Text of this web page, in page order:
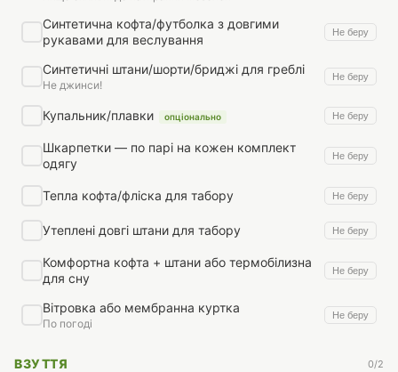
Синтетична кофта/футболка з довгими
рукавами для веслування
Не беру
Синтетичні штани/шорти/бриджі для греблі
Не джинси!
Не беру
Купальник/плавки опціонально Не беру
Шкарпетки — по парі на кожен комплект
одягу
Не беру
Тепла кофта/фліска для табору Не беру
Утеплені довгі штани для табору Не беру
Комфортна кофта + штани або термобілизна
для сну
Не беру
Вітровка або мембранна куртка
По погоді
Не беру
ВЗУТТЯ 0/2